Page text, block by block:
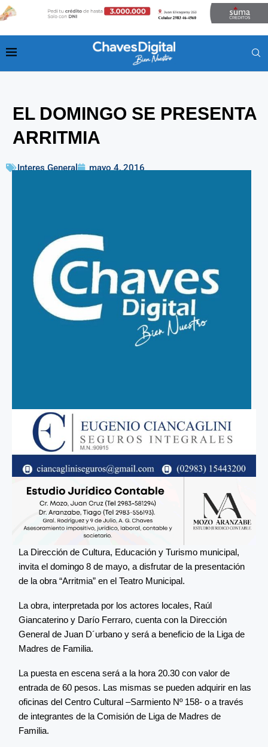
EL DOMINGO SE PRESENTA
ARRITMIA
Interes General mayo 4, 2016
La Dirección de Cultura, Educación y Turismo municipal,
invita el domingo 8 de mayo, a disfrutar de la presentación
de la obra “Arritmia” en el Teatro Municipal.
La obra, interpretada por los actores locales, Raúl
Giancaterino y Darío Ferraro, cuenta con la Dirección
General de Juan D´urbano y será a beneficio de la Liga de
Madres de Familia.
La puesta en escena será a la hora 20.30 con valor de
entrada de 60 pesos. Las mismas se pueden adquirir en las
oficinas del Centro Cultural –Sarmiento Nº 158- o a través
de integrantes de la Comisión de Liga de Madres de
Familia.